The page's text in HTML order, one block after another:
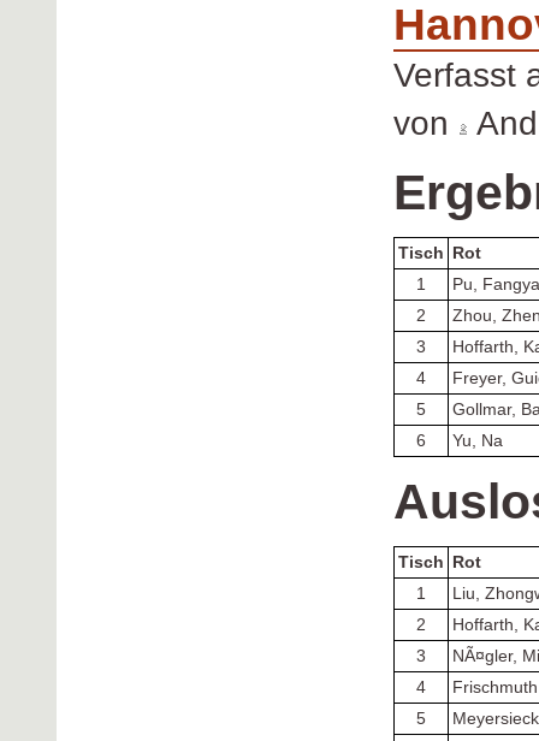
Verfasst
von
Tisch
Rot
1
Pu,
2
Zhou,
3
Hoffarth,
4
Freyer,
5
Gollmar,
6
Yu, Na
Tisch
Rot
1
Liu,
2
Hoffarth,
3
NÃ¤gler,
4
5